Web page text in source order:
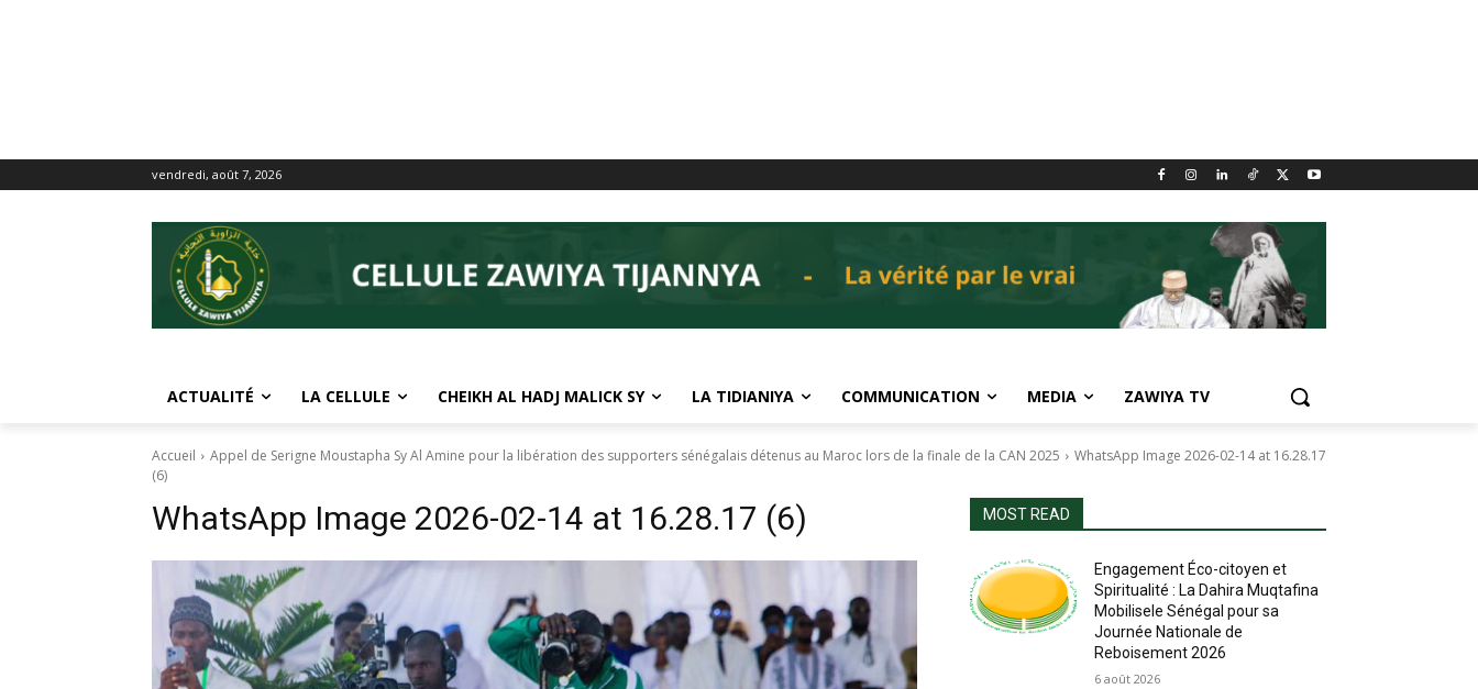
vendredi, août 7, 2026
ACTUALITÉ LA CELLULE CHEIKH AL HADJ MALICK SY LA TIDIANIYA COMMUNICATION MEDIA ZAWIYA TV
Accueil Appel de Serigne Moustapha Sy Al Amine pour la libération des supporters sénégalais détenus au Maroc lors de la finale de la CAN 2025
WhatsApp Image 2026-02-14 at 16.28.17
(6)
WhatsApp Image 2026-02-14 at 16.28.17 (6) MOST READ
Engagement Éco-citoyen et
Spiritualité : La Dahira Muqtafina
Mobilisele Sénégal pour sa
Journée Nationale de
Reboisement 2026
6 août 2026